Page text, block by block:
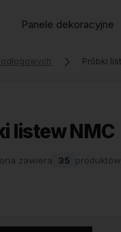
Panele dekoracyjne
Próbki
listew NMC
zawiera 35 produktów